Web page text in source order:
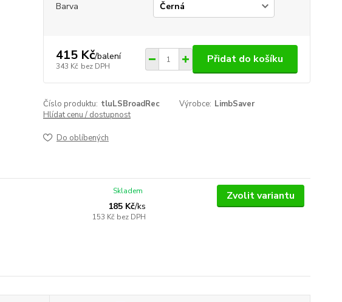
Barva
415 Kč/balení
343 Kč bez DPH
Přidat do košíku
Číslo produktu: tluLSBroadRec Výrobce: LimbSaver
Hlídat cenu / dostupnost
Do oblíbených
185 Kč/ks
153 Kč bez DPH
Skladem Zvolit variantu